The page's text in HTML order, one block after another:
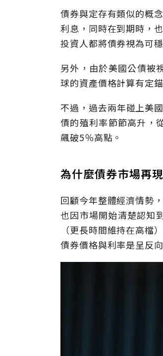
債券與定存有類似的概
利息，同時在到期時，
投資人都將債券視為可
另外，由於美國公債被
球的資產價格計算有定
不過，過去兩年碰上美
債的殖利率節節高升，
飆破5％高點。
為什麼債券市場再
回顧今年整體經濟情勢
也因市場開始清楚認知
（更長時間維持在高檔
債券價格與利率是呈反向